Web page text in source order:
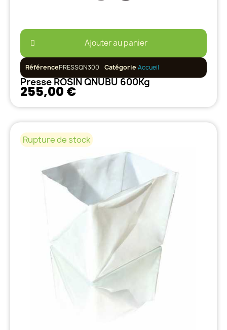
Ajouter au panier
RéférencePRESSQN300 Catégorie Accueil
Presse ROSIN QNUBU 600Kg
255,00 €
Rupture de stock